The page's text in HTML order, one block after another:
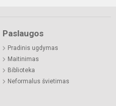
Paslaugos
Pradinis ugdymas
Maitinimas
Biblioteka
Neformalus švietimas